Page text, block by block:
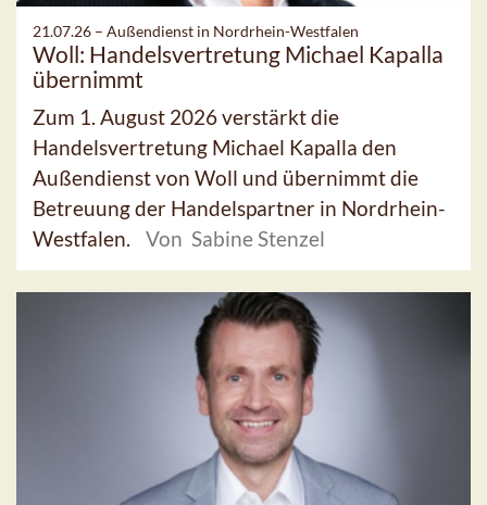
21.07.26 – Außendienst in Nordrhein-Westfalen
Woll: Handelsvertretung Michael Kapalla
übernimmt
Zum 1. August 2026 verstärkt die
Handelsvertretung Michael Kapalla den
Außendienst von Woll und übernimmt die
Betreuung der Handelspartner in Nordrhein-
Westfalen.
Von Sabine Stenzel